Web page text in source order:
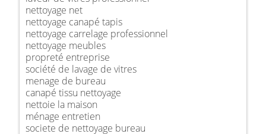
nettoyage net
nettoyage canapé tapis
nettoyage carrelage professionnel
nettoyage meubles
propreté entreprise
société de lavage de vitres
menage de bureau
canapé tissu nettoyage
nettoie la maison
ménage entretien
societe de nettoyage bureau